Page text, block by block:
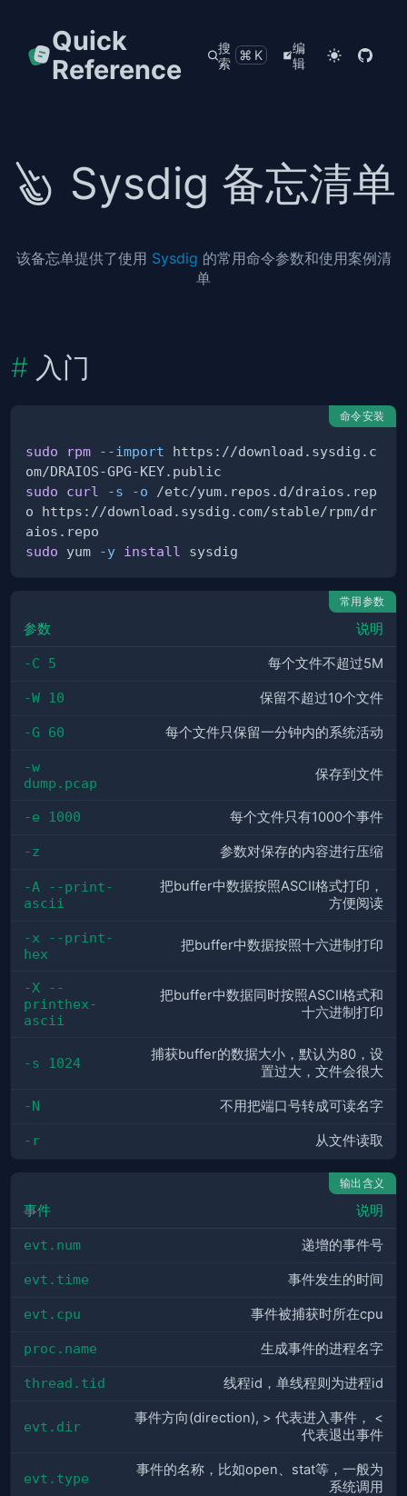
Quick
Reference
搜
索
⌘K
编
辑
Sysdig 备忘清单
该备忘单提供了使用 Sysdig 的常用命令参数和使用案例清
单
入门
命令安装
sudo rpm --import https://download.sysdig.c
sudo
curl -s -o /etc/yum.repos.d/draios.rep
o https://download.sysdig.com/stable/rpm/dr
sudo yum -y install
常用参数
参数 说明
-C 5 每个文件不超过5M
-W 10 保留不超过10个文件
-G 60 每个文件只保留一分钟内的系统活动
-w
dump.pcap
保存到文件
-e 1000 每个文件只有1000个事件
-z 参数对保存的内容进行压缩
-A --print-
ascii
把buffer中数据按照ASCII格式打印，
方便阅读
-x --print-
hex
把buffer中数据按照十六进制打印
-X --
printhex-
ascii
把buffer中数据同时按照ASCII格式和
十六进制打印
-s 1024
捕获buffer的数据大小，默认为80，设
置过大，文件会很大
-N 不用把端口号转成可读名字
-r 从文件读取
输出含义
事件 说明
evt.num 递增的事件号
evt.time 事件发生的时间
evt.cpu 事件被捕获时所在cpu
proc.name 生成事件的进程名字
thread.tid 线程id，单线程则为进程id
evt.dir
事件方向(direction), > 代表进入事件， <
代表退出事件
evt.type
事件的名称，比如open、stat等，一般为
系统调用